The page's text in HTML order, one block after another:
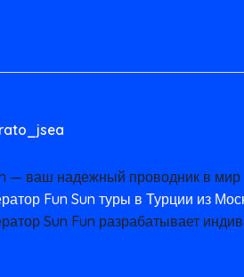
— ваш надежный проводник в мир
Fun Sun туры в Турции из
Sun Fun разрабатывает